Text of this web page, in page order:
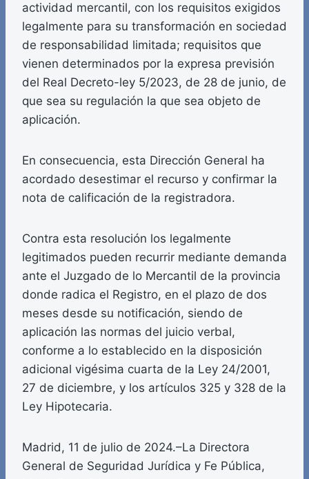
actividad mercantil, con los requisitos exigidos
legalmente para su transformación en sociedad
de responsabilidad limitada; requisitos que
vienen determinados por la expresa previsión
del Real Decreto-ley 5/2023, de 28 de junio, de
que sea su regulación la que sea objeto de
aplicación.
En consecuencia, esta Dirección General ha
acordado desestimar el recurso y confirmar la
nota de calificación de la registradora.
Contra esta resolución los legalmente
legitimados pueden recurrir mediante demanda
ante el Juzgado de lo Mercantil de la provincia
donde radica el Registro, en el plazo de dos
meses desde su notificación, siendo de
aplicación las normas del juicio verbal,
conforme a lo establecido en la disposición
adicional vigésima cuarta de la Ley 24/2001,
27 de diciembre, y los artículos 325 y 328 de la
Ley Hipotecaria.
Madrid, 11 de julio de 2024.–La Directora
General de Seguridad Jurídica y Fe Pública,